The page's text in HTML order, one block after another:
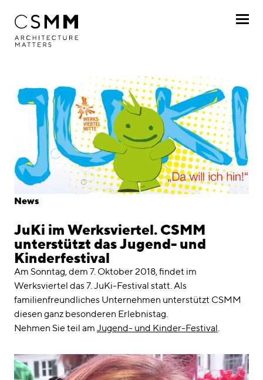
Leistungen
Projekte
Journal
Awards
Standorte
linkedininstagram
English
Impressum
News
JuKi im Werksviertel. CSMM
unterstützt das Jugend- und
Kinderfestival
Am Sonntag, dem 7. Oktober 2018, findet im
Werksviertel das 7. JuKi-Festival statt. Als
familienfreundliches Unternehmen unterstützt CSMM
diesen ganz besonderen Erlebnistag.
Nehmen Sie teil am Jugend- und Kinder-Festival.